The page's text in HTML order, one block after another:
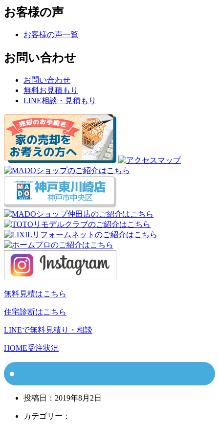
お客様の声
お客様の声一覧
お問い合わせ
お問い合わせ
無料お見積もり
LINE相談・見積もり
無料見積はこちら
住宅診断はこちら
LINEで無料見積り・相談
HOME受注状況
投稿日： 2019年8月2日
カテゴリー：